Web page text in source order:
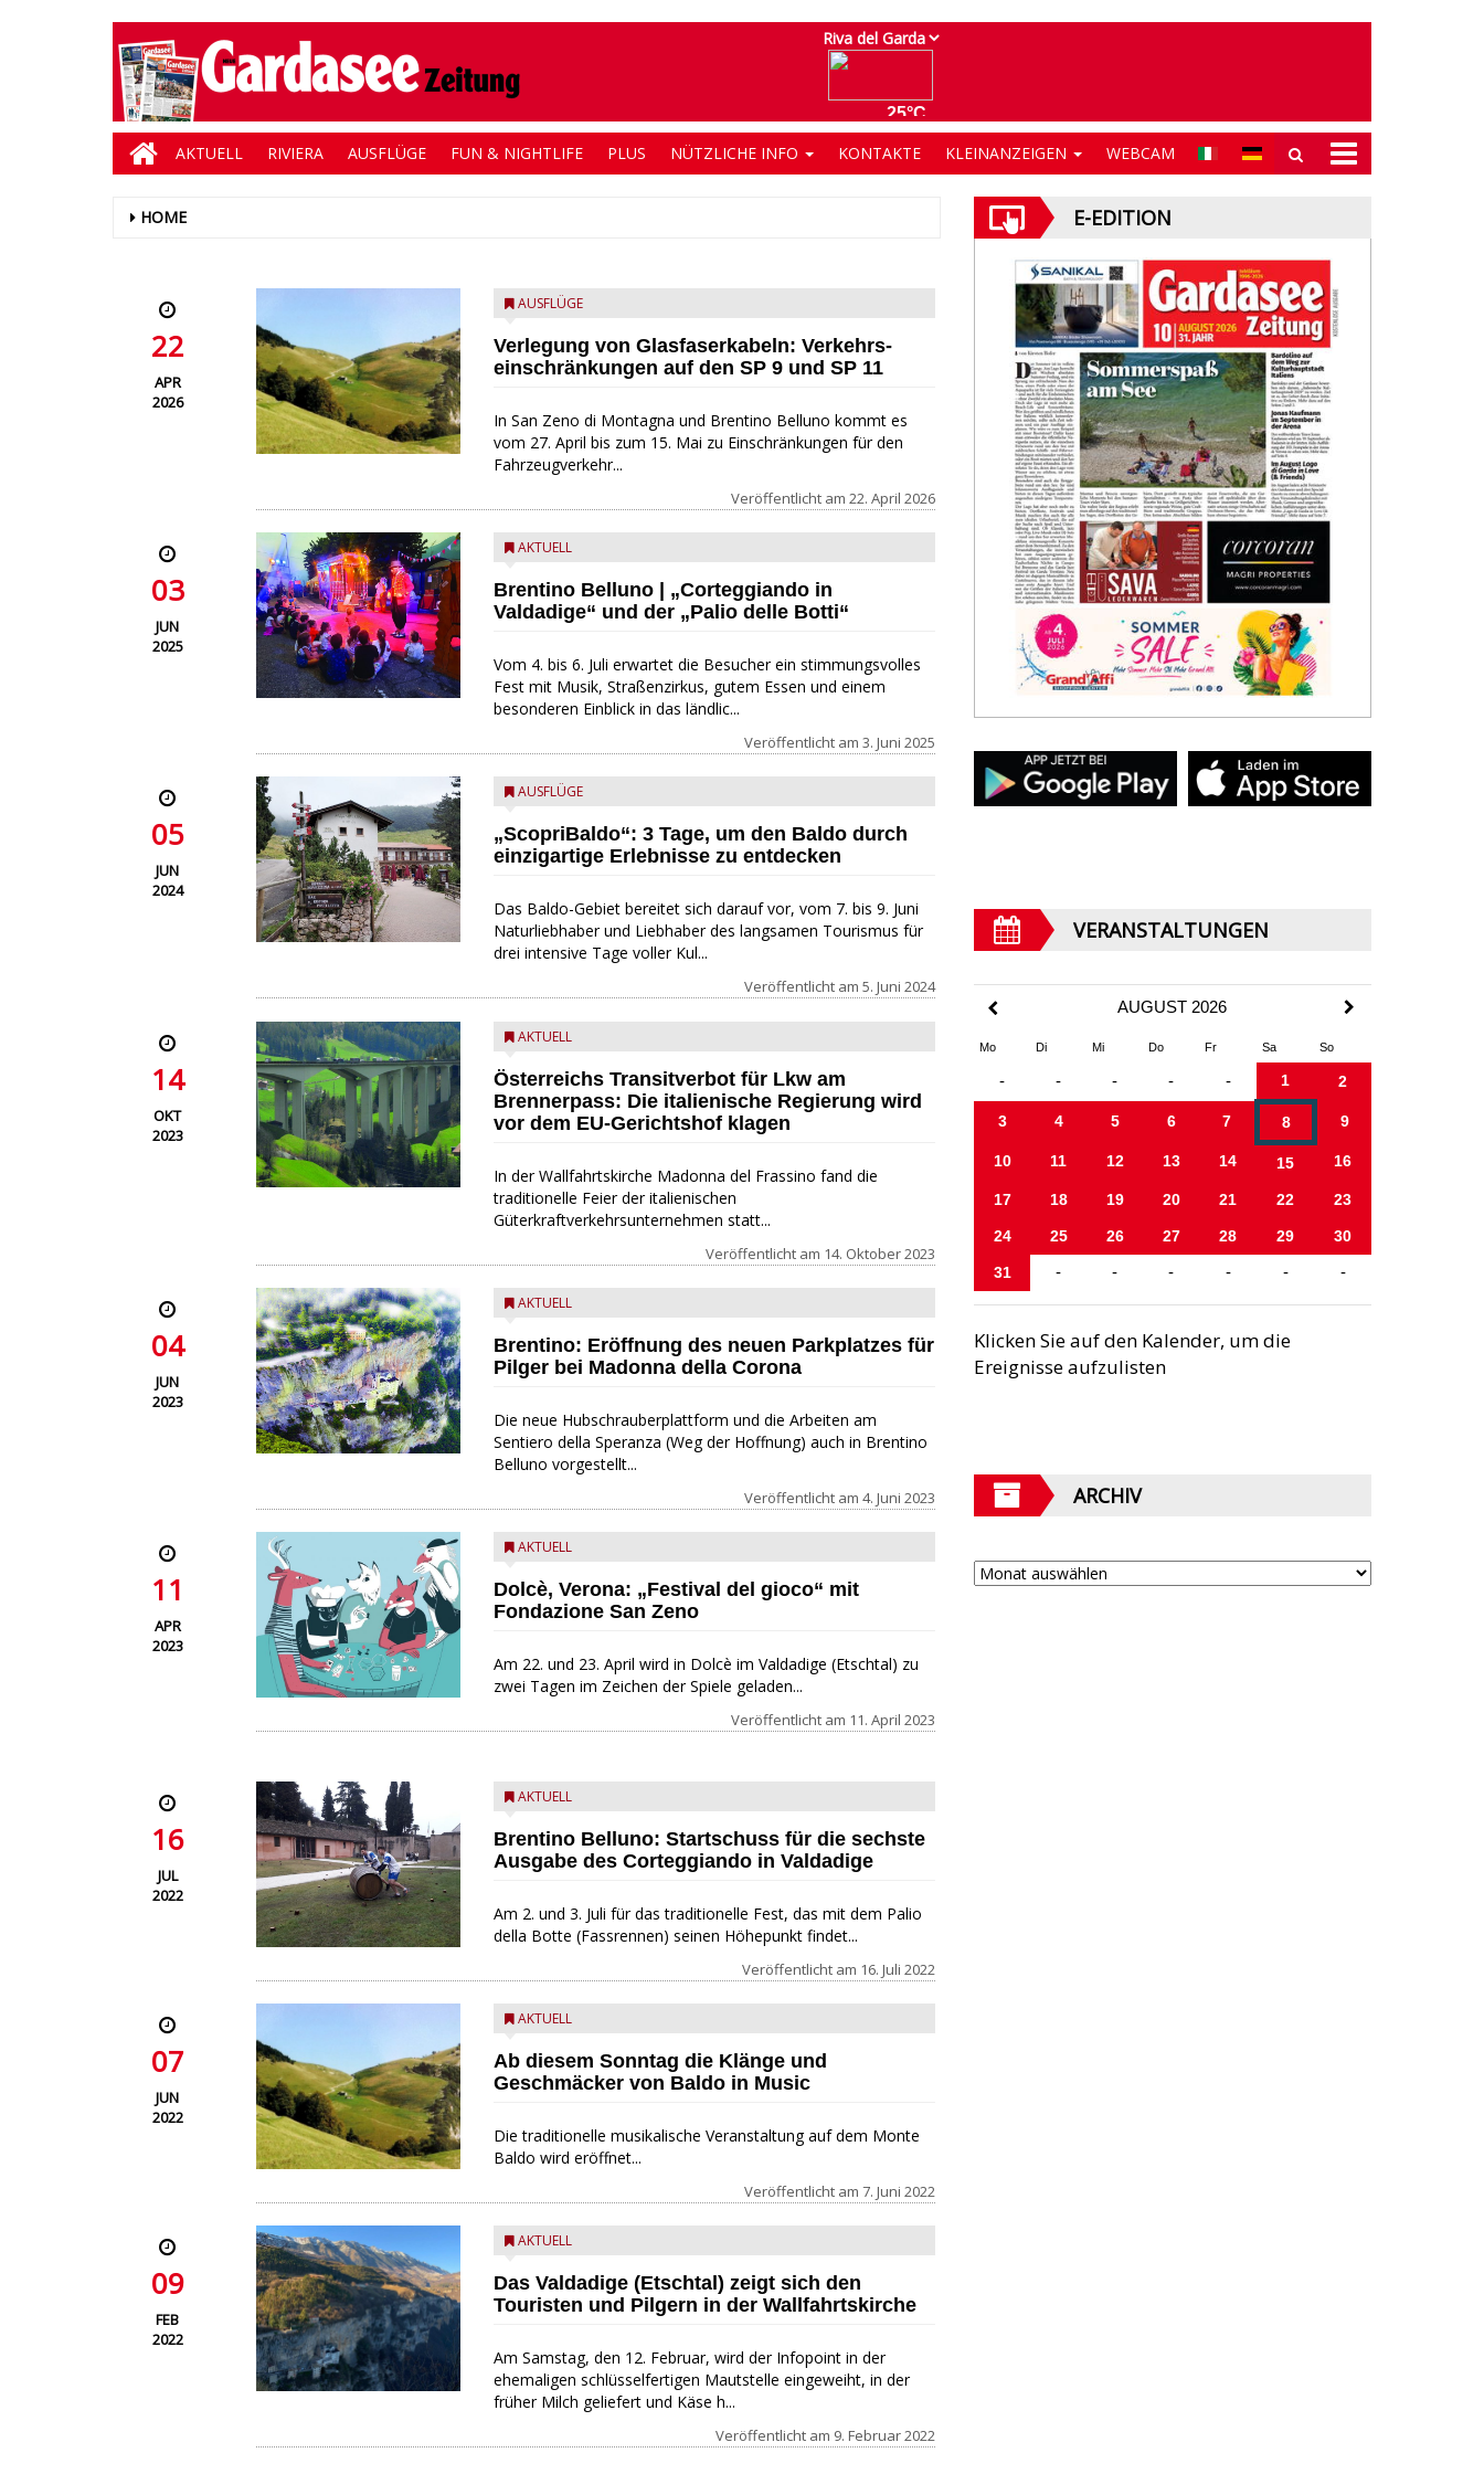
AKTUELL RIVIERA AUSFLÜGE FUN & NIGHTLIFE PLUS NÜTZLICHE INFO KONTAKTE KLEINANZEIGEN WEBCAM
HOME
22
APR
2026
AUSFLÜGE
Verlegung von Glasfaserkabeln: Verkehrs­
einschränkungen auf den SP 9 und SP 11
In San Zeno di Montagna und Brentino Belluno kommt es
vom 27. April bis zum 15. Mai zu Einschränkungen für den
Fahrzeugverkehr...
Veröffentlicht am 22. April 2026
03
JUN
2025
AKTUELL
Brentino Belluno | „Corteggiando in
Valdadige“ und der „Palio delle Botti“
Vom 4. bis 6. Juli erwartet die Besucher ein stimmungsvolles
Fest mit Musik, Straßenzirkus, gutem Essen und einem
besonderen Einblick in das ländlic...
Veröffentlicht am 3. Juni 2025
05
JUN
2024
AUSFLÜGE
„ScopriBaldo“: 3 Tage, um den Baldo durch
einzigartige Erlebnisse zu entdecken
Das Baldo-Gebiet bereitet sich darauf vor, vom 7. bis 9. Juni
Naturliebhaber und Liebhaber des langsamen Tourismus für
drei intensive Tage voller Kul...
Veröffentlicht am 5. Juni 2024
14
OKT
2023
AKTUELL
Österreichs Transitverbot für Lkw am
Brennerpass: Die italienische Regierung wird
vor dem EU-Gerichtshof klagen
In der Wallfahrtskirche Madonna del Frassino fand die
traditionelle Feier der italienischen
Güterkraftverkehrsunternehmen statt...
Veröffentlicht am 14. Oktober 2023
04
JUN
2023
AKTUELL
Brentino: Eröffnung des neuen Parkplatzes für
Pilger bei Madonna della Corona
Die neue Hubschrauberplattform und die Arbeiten am
Sentiero della Speranza (Weg der Hoffnung) auch in Brentino
Belluno vorgestellt...
Veröffentlicht am 4. Juni 2023
11
APR
2023
AKTUELL
Dolcè, Verona: „Festival del gioco“ mit
Fondazione San Zeno
Am 22. und 23. April wird in Dolcè im Valdadige (Etschtal) zu
zwei Tagen im Zeichen der Spiele geladen...
Veröffentlicht am 11. April 2023
16
JUL
2022
AKTUELL
Brentino Belluno: Startschuss für die sechste
Ausgabe des Corteggiando in Valdadige
Am 2. und 3. Juli für das traditionelle Fest, das mit dem Palio
della Botte (Fassrennen) seinen Höhepunkt findet...
Veröffentlicht am 16. Juli 2022
07
JUN
2022
AKTUELL
Ab diesem Sonntag die Klänge und
Geschmäcker von Baldo in Music
Die traditionelle musikalische Veranstaltung auf dem Monte
Baldo wird eröffnet...
Veröffentlicht am 7. Juni 2022
09
FEB
2022
AKTUELL
Das Valdadige (Etschtal) zeigt sich den
Touristen und Pilgern in der Wallfahrtskirche
Am Samstag, den 12. Februar, wird der Infopoint in der
ehemaligen schlüsselfertigen Mautstelle eingeweiht, in der
früher Milch geliefert und Käse h...
Veröffentlicht am 9. Februar 2022
E-EDITION
VERANSTALTUNGEN
AUGUST 2026
Mo Di Mi Do Fr Sa So
- - - - - 1 2
3 4 5 6 7 8 9
10 11 12 13 14 15 16
17 18 19 20 21 22 23
24 25 26 27 28 29 30
31 - - - - - -
Klicken Sie auf den Kalender, um die
Ereignisse aufzulisten
ARCHIV